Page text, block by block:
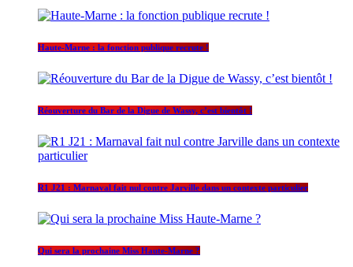
Haute-Marne : la fonction publique recrute !
Réouverture du Bar de la Digue de Wassy, c’est bientôt !
R1 J21 : Marnaval fait nul contre Jarville dans un contexte particulier
Qui sera la prochaine Miss Haute-Marne ?